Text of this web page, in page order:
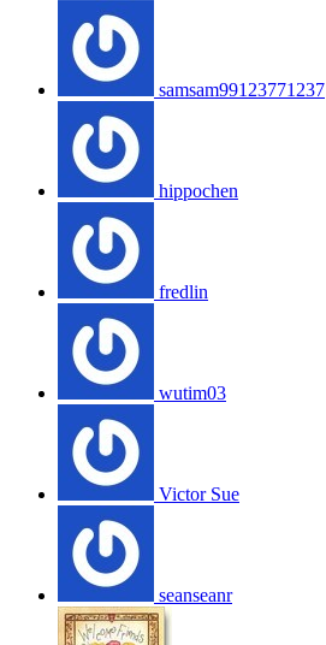
samsam99123771237
hippochen
fredlin
wutim03
Victor Sue
seanseanr